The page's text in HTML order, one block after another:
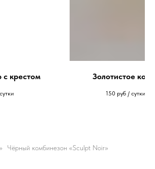
с крестом Золотистое
150 руб / сутки
Чёрный комбинезон «Sculpt Noir»